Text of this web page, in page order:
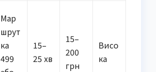
Мар
шрут
ка
499
15–
25 хв
15–
200
грн
Висо
ка